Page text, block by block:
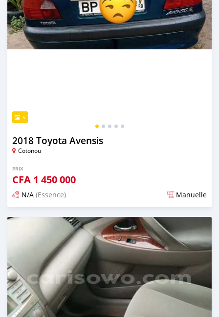
5
2018 Toyota Avensis
Cotonou
PRIX
CFA 1 450 000
N/A (Essence) Manuelle
Publié il y a 5 jours